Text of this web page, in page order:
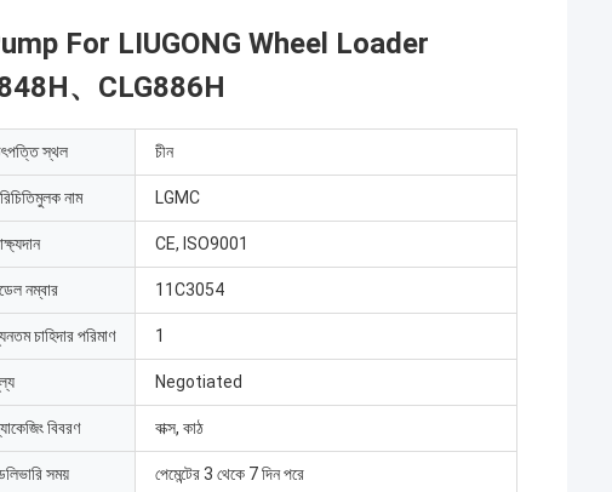
For LIUGONG Wheel Loader
、CLG886H
স্থল চীন
নাম LGMC
CE, ISO9001
নম্বার 11C3054
চাহিদার পরিমাণ 1
Negotiated
বিবরণ বাক্স, কাঠ
সময় পেমেন্টের 3 থেকে 7 দিন পরে